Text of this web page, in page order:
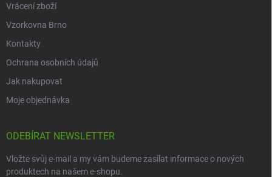
Vrácení zboží
Vzorkovna Brno
Kontakty
Ochrana osobních údajů
Jak nakupovat
Moje objednávka
ODEBÍRAT NEWSLETTER
Vložte svůj e-mail a my vám budeme zasílat informace o nových
produktech na našem e-shopu.